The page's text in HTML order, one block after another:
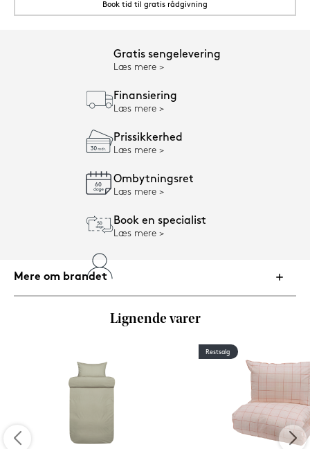
Book tid til gratis rådgivning
Gratis sengelevering
Læs mere
Finansiering
Læs mere
Prissikkerhed
Læs mere
Ombytningsret
Læs mere
Book en specialist
Læs mere
Mere om brandet
Lignende varer
Restsalg